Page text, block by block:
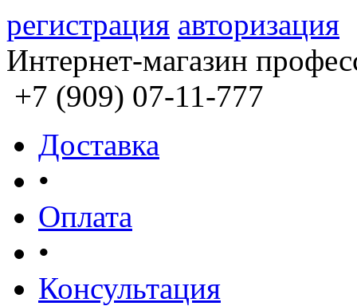
регистрация авторизация
Интернет-магазин
+7 (909) 07-11-777
Доставка
•
Оплата
•
Консультация